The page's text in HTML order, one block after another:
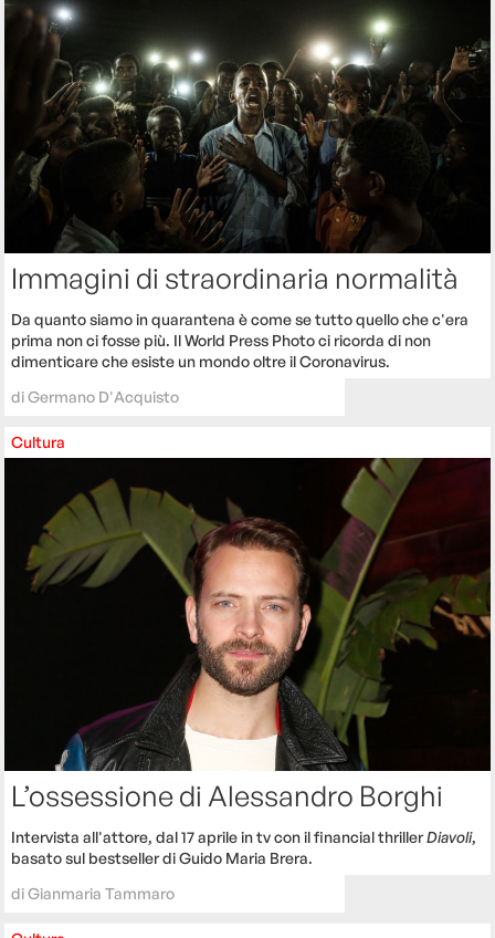
Immagini di straordinaria normalità
Da quanto siamo in quarantena è come se tutto quello che c'era
prima non ci fosse più. Il World Press Photo ci ricorda di non
dimenticare che esiste un mondo oltre il Coronavirus.
diGermano D'Acquisto
Cultura
L’ossessione di Alessandro Borghi
Intervista all'attore, dal 17 aprile in tv con il financial thrillerDiavoli,
basato sul bestseller di Guido Maria Brera.
diGianmaria Tammaro